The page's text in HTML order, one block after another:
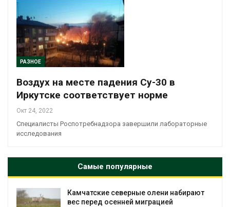
РАЗНОЕ
Воздух на месте падения Су-30 в
Иркутске соответствует норме
Окт 24, 2022
Специалисты Роспотребнадзора завершили лабораторные
исследования
Самые популярные
Камчатские северные олени набирают
вес перед осенней миграцией